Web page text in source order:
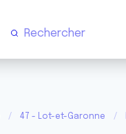
47 - Lot-et-Garonne